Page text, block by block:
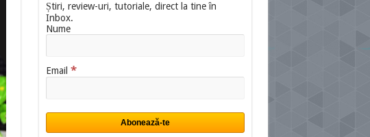
Știri, review-uri, tutoriale, direct la tine în
Inbox.
Nume
Email *